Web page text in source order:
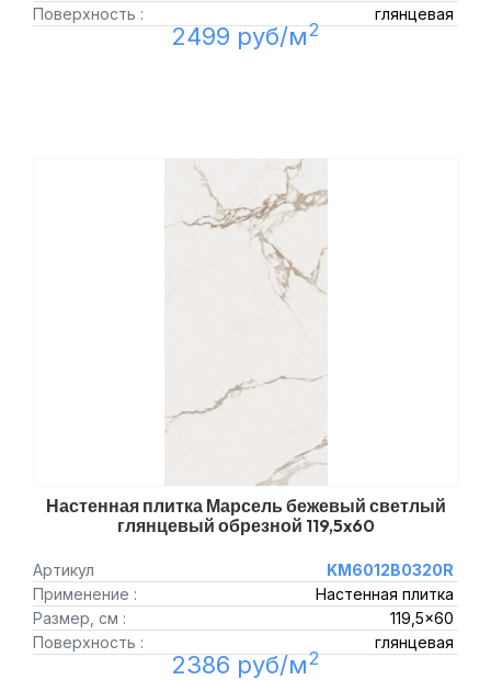
Поверхность :
глянцевая
2499 руб/м2
Настенная плитка Марсель бежевый светлый
глянцевый обрезной 119,5x60
Артикул
KM6012B0320R
Применение :
Настенная плитка
Размер, см :
119,5x60
Поверхность :
глянцевая
2386 руб/м2